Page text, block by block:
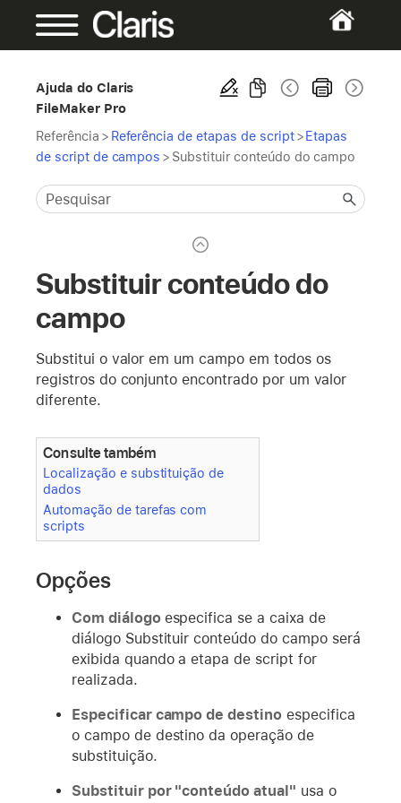
Ajuda do Claris
FileMaker Pro
Referência > Referência de etapas de script >Etapas
de script de campos > Substituir conteúdo do campo
Substituir conteúdo do
campo
Substitui o valor em um campo em todos os
registros do conjunto encontrado por um valor
diferente.
Consulte também
Localização e substituição de
dados
Automação de tarefas com
scripts
Opções
Com diálogo especifica se a caixa de
diálogo Substituir conteúdo do campo será
exibida quando a etapa de script for
realizada.
Especificar campo de destinoespecifica
o campo de destino da operação de
substituição.
Substituir por "conteúdo atual" usa o